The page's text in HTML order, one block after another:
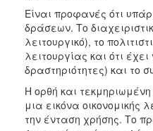
Είναι προφανές ότι
δράσεων. Το
λειτουργικό), το
λειτουργίας και ότι
δραστηριότητες) και το
Η ορθή και τεκμηριωμένη
μια εικόνα οικονομικής
την ένταση χρήσης. Το